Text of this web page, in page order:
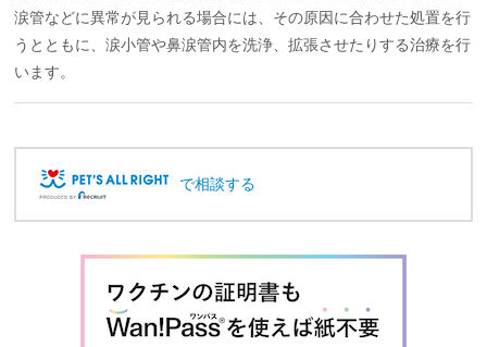
涙管などに異常が見られる場合には、その原因に合わせた処置を行
うとともに、涙小管や鼻涙管内を洗浄、拡張させたりする治療を行
います。
で相談する